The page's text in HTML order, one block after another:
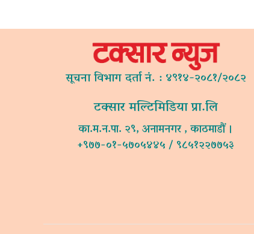
सूचना विभाग दर्ता नं. : ४९१४-२०८१/२०८२
टक्सार मल्टिमिडिया प्रा.लि
का.म.न.पा. २९, अनामनगर , काठमाडौं ।
+९७७-०१-५७०५४४५ / ९८५१२२७७५३